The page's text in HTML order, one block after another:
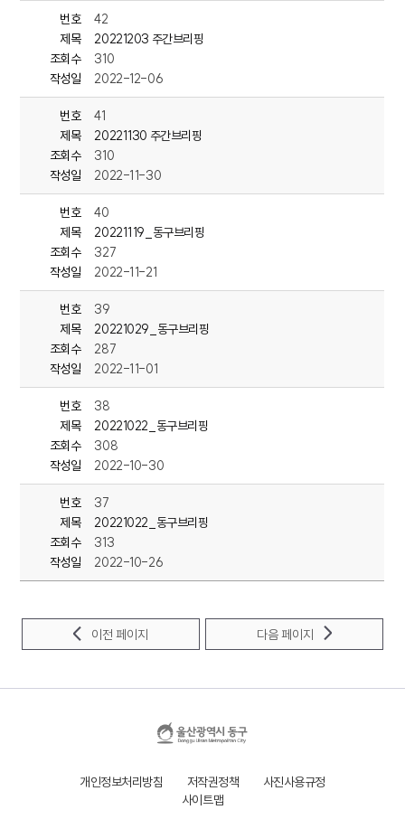
---<단신>동구지역 청년, 대왕암 안전 동화책 제작
울산지역의 청년들이 대왕암공원 출렁다리를 배경으로 하는
안전 교육 동화책을 100부를 제작했습니다.
'2022년 울산콘텐츠코리아랩 콘텐츠기획단'의 지원을 받아
대왕암공원과 출렁다리 등에서
주의해야 할 사항을
어린이들이 쉽고 재밌게 익힐 수 있도록 구성했습니다.
---<단신> 사회적경제일자리센터‘친환경으로 만나는 도시농업’개강
동구 사회적경제일자리센터는 지난 24일 센터 강당에서
‘친환경으로 만나는 도시농업’ 과정을 개강했습니다.
이번 과정은 지난 24일부터 28일까지 3일간
12시간 과정으로
퇴직자와 지역주민 20여 명이 참여한 가운데
수경재배의 이해와
친환경 병충해방지법 등의 내용으로 진행됐습니다.
---<단신>남목1동 바르게, 독거노인 세대에 삼계탕 전달
동구 남목1동 바르게살기위원회는 지난 23일 행정복지센터에서
관내 저소득 독거노인 세대를 대상으로
직접 만든 삼계탕을 전달했습니다.
남목1동 바르게살기위원회 회원들은
정기적인 밑반찬 지원 등을 통해
나눔 실천에 앞장서고 있습니다.
번호
42
제목
20221203 주간브리핑
조회수
310
작성일
2022-12-06
번호
41
제목
20221130 주간브리핑
조회수
310
작성일
2022-11-30
번호
40
제목
20221119_동구브리핑
조회수
327
작성일
2022-11-21
번호
39
제목
20221029_동구브리핑
조회수
287
작성일
2022-11-01
번호
38
제목
20221022_동구브리핑
조회수
308
작성일
2022-10-30
번호
37
제목
20221022_동구브리핑
조회수
313
작성일
2022-10-26
이전 페이지 다음 페이지
개인정보처리방침 저작권정책
사진사용규정
사이트맵